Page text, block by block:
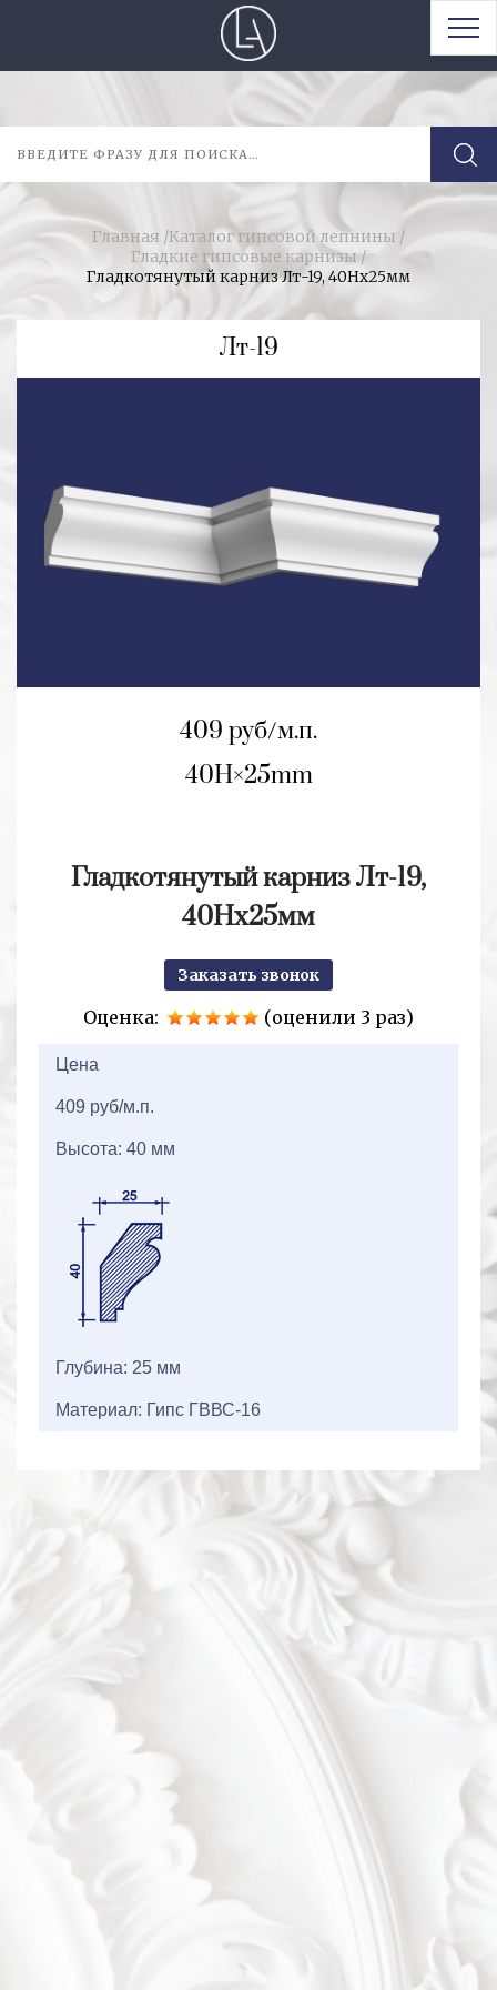
Главная /Каталог гипсовой лепнины /
Гладкие гипсовые карнизы/
Гладкотянутый карниз Лт-19, 40Нх25мм
Лт-19
409 руб/м.п.
40H 25mm
Гладкотянутый карниз Лт-19,
40Нх25мм
Заказать звонок
Оценка:
(оценили 3 раз)
Цена
409 руб/м.п.
Высота: 40 мм
Глубина: 25 мм
Материал: Гипс ГВВС-16